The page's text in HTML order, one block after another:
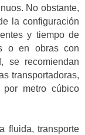
No obstante,
la configuración
y tiempo de
o en obras con
se recomiendan
transportadoras,
metro cúbico
fluida, transporte